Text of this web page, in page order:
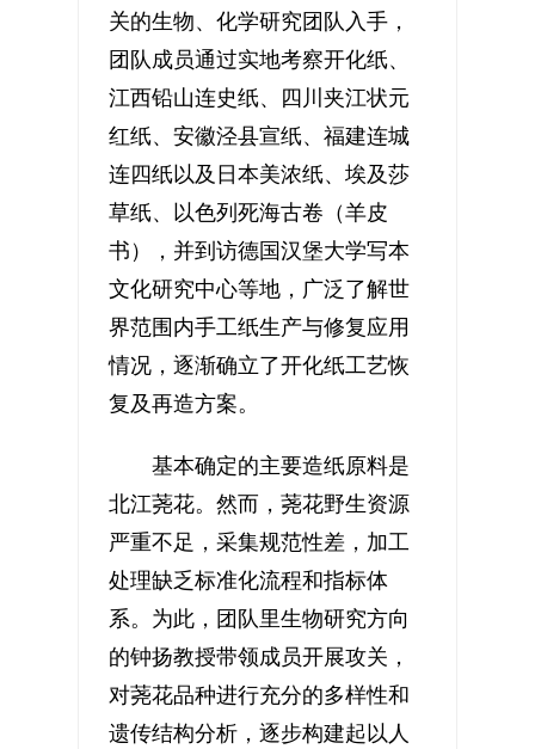
关的生物、化学研究团队入手，
团队成员通过实地考察开化纸、
江西铅山连史纸、四川夹江状元
红纸、安徽泾县宣纸、福建连城
连四纸以及日本美浓纸、埃及莎
草纸、以色列死海古卷（羊皮
书），并到访德国汉堡大学写本
文化研究中心等地，广泛了解世
界范围内手工纸生产与修复应用
情况，逐渐确立了开化纸工艺恢
复及再造方案。
基本确定的主要造纸原料是
北江荛花。然而，荛花野生资源
严重不足，采集规范性差，加工
处理缺乏标准化流程和指标体
系。为此，团队里生物研究方向
的钟扬教授带领成员开展攻关，
对荛花品种进行充分的多样性和
遗传结构分析，逐步构建起以人